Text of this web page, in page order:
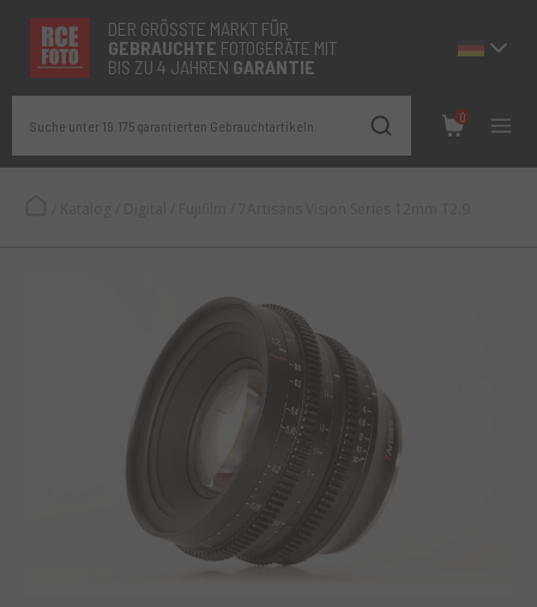
DER GRÖSSTE MARKT FÜR
GEBRAUCHTE FOTOGERÄTE MIT
BIS ZU 4 JAHREN GARANTIE
Suche unter 19.175 garantierten Gebrauchtartikeln
0